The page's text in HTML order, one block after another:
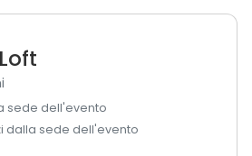
sede dell'evento
dalla sede dell'evento